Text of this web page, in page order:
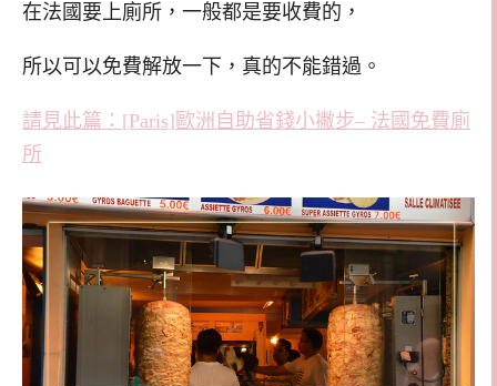
在法國要上廁所，一般都是要收費的，
所以可以免費解放一下，真的不能錯過。
請見此篇：[Paris]歐洲自助省錢小撇步– 法國免費廁
所